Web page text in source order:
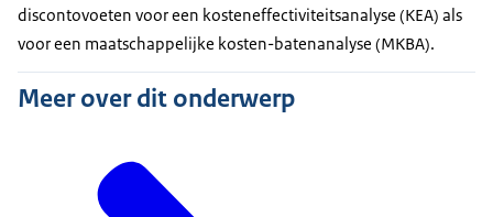
discontovoeten voor een kosteneffectiviteitsanalyse (KEA) als
voor een maatschappelijke kosten-batenanalyse (MKBA).
Meer over dit onderwerp